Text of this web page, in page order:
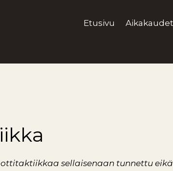
Etusivu Aikakaudet
sellaisenaan tunnettu